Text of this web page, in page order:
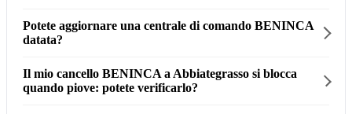
Potete aggiornare una centrale di comando BENINCA
datata?
Il mio cancello BENINCA a Abbiategrasso si blocca
quando piove: potete verificarlo?